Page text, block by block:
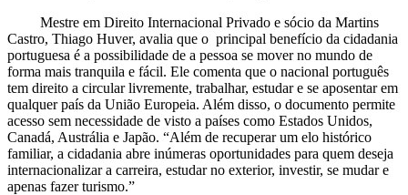
Mestre em Direito Internacional Privado e sócio da Martins
Castro, Thiago Huver, avalia que o principal benefício da cidadania
portuguesa é a possibilidade de a pessoa se mover no mundo de
forma mais tranquila e fácil. Ele comenta que o nacional português
tem direito a circular livremente, trabalhar, estudar e se aposentar em
qualquer país da União Europeia. Além disso, o documento permite
acesso sem necessidade de visto a países como Estados Unidos,
Canadá, Austrália e Japão. “Além de recuperar um elo histórico
familiar, a cidadania abre inúmeras oportunidades para quem deseja
internacionalizar a carreira, estudar no exterior, investir, se mudar e
apenas fazer turismo.”